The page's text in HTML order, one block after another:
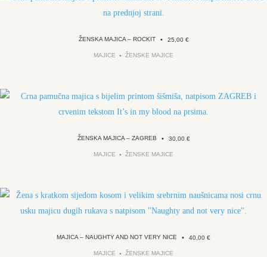
ŽENSKA MAJICA – ROCKIT • 25,00 €
MAJICE ŽENSKE MAJICE
ŽENSKA MAJICA – ZAGREB • 30,00 €
MAJICE ŽENSKE MAJICE
MAJICA – NAUGHTY AND NOT VERY NICE • 40,00 €
MAJICE ŽENSKE MAJICE